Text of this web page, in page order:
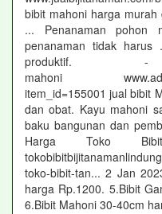
bibit mahoni harga
... Penanaman pohon
penanaman tidak harus
mahoni
item_id=155001 jual bibit
dan obat. Kayu mahoni
baku bangunan dan
Harga Toko
toko-bibit-tan... 2 Jan
harga Rp.1200. 5.Bibit
6.Bibit Mahoni 30-40cm